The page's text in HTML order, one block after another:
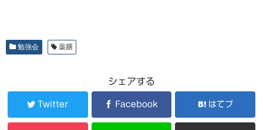
勉強会 薬膳
シェアする
Twitter Facebook はてブ